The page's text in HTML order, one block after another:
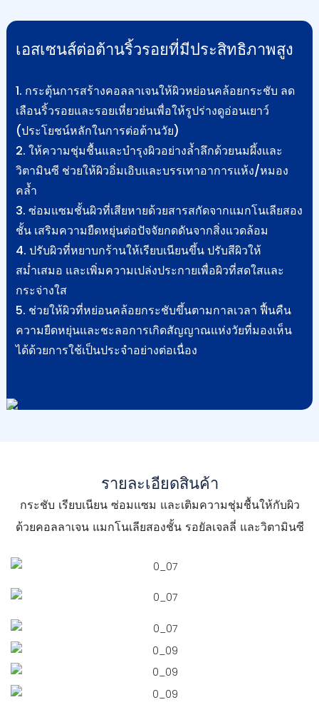
เอสเซนส์ต่อต้านริ้วรอยที่มีประสิทธิภาพสูง
1. กระตุ้นการสร้างคอลลาเจนให้ผิวหย่อนคล้อยกระชับ ลด
เลือนริ้วรอยและรอยเหี่ยวย่นเพื่อให้รูปร่างดูอ่อนเยาว์
(ประโยชน์หลักในการต่อต้านวัย)
2. ให้ความชุ่มชื้นและบำรุงผิวอย่างล้ำลึกด้วยนมผึ้งและ
วิตามินซี ช่วยให้ผิวอิ่มเอิบและบรรเทาอาการแห้ง/หมอง
คล้ำ
3. ซ่อมแซมชั้นผิวที่เสียหายด้วยสารสกัดจากแมกโนเลียสอง
ชั้น เสริมความยืดหยุ่นต่อปัจจัยกดดันจากสิ่งแวดล้อม
4. ปรับผิวที่หยาบกร้านให้เรียบเนียนขึ้น ปรับสีผิวให้
สม่ำเสมอ และเพิ่มความเปล่งประกายเพื่อผิวที่สดใสและ
กระจ่างใส
5. ช่วยให้ผิวที่หย่อนคล้อยกระชับขึ้นตามกาลเวลา ฟื้นคืน
ความยืดหยุ่นและชะลอการเกิดสัญญาณแห่งวัยที่มองเห็น
ได้ด้วยการใช้เป็นประจำอย่างต่อเนื่อง
รายละเอียดสินค้า
กระชับ เรียบเนียน ซ่อมแซม และเติมความชุ่มชื้นให้กับผิว
ด้วยคอลลาเจน แมกโนเลียสองชั้น รอยัลเจลลี่ และวิตามินซี